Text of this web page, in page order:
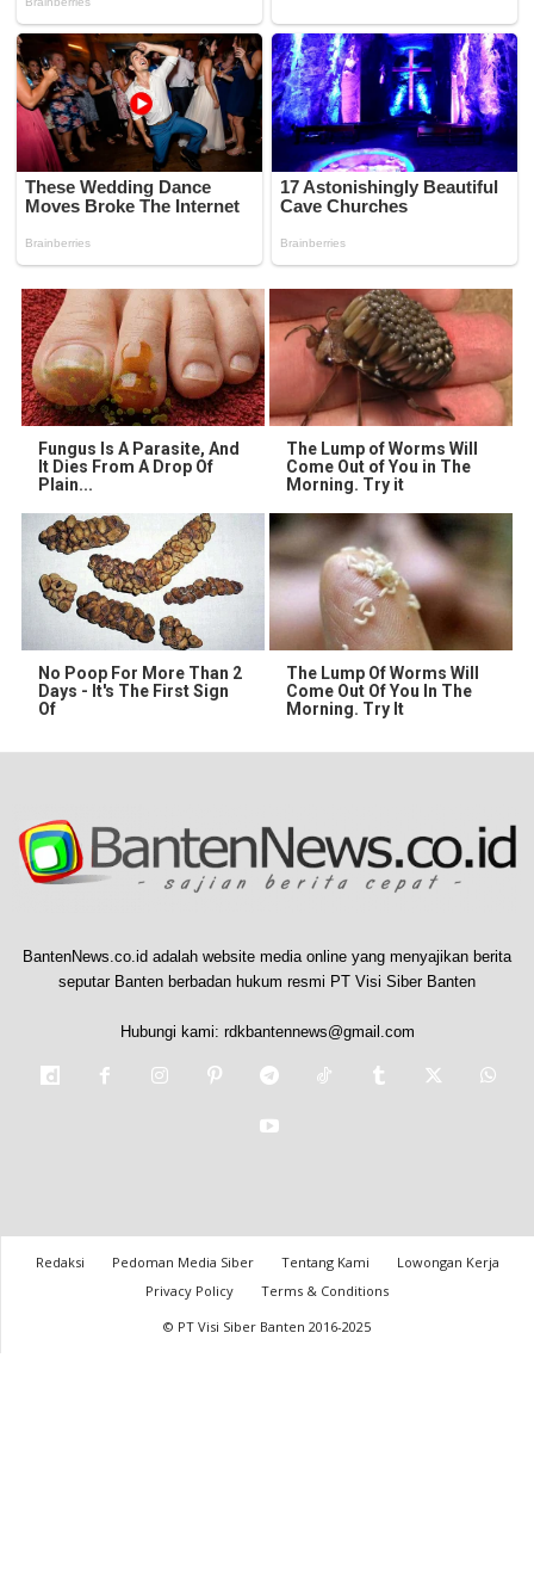
Fungus Is A Parasite, And
It Dies From A Drop Of
Plain...
The Lump of Worms Will
Come Out of You in The
Morning. Try it
No Poop For More Than 2
Days - It's The First Sign
Of
The Lump Of Worms Will
Come Out Of You In The
Morning. Try It
BantenNews.co.id adalah website media online yang menyajikan berita
seputar Banten berbadan hukum resmi PT Visi Siber Banten
Hubungi kami: rdkbantennews@gmail.com
Redaksi Pedoman Media Siber Tentang Kami
Lowongan Kerja
Privacy Policy
Terms & Conditions
© PT Visi Siber Banten 2016-2025